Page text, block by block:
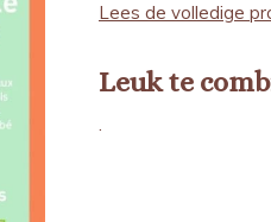
Lees de volledige
Leuk te
.